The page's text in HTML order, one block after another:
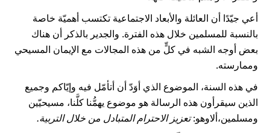
أعي جيّدًا أن العائلة والأبعاد الاجتماعية تكتسب أهميّة خاصة
بالنسبة للمسلمين خلال هذه الفترة. والجدير بالذكر أن هناك
بعض أوجه الشبه في كلٍّ من هذه المجالات مع الإيمان المسيحي
وممارسته.
في هذه السنة، الموضوع الذي أوَدّ أن أتأمّل فيه وإيّاكم وجميع
الذين سيقرأون هذه الرسالة هو موضوع يهمُّنا كلَّنا، مسيحيّين
ومسلمين،ألاوهو:تعزيز الاحترام المتبادل من خلال التربية.